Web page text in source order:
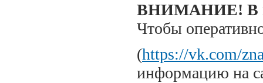
ВНИМАНИЕ! В
Чтобы
(https://vk.com/
информацию на